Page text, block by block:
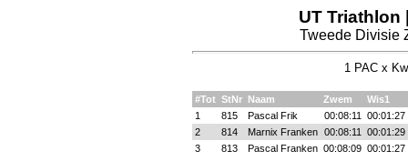
UT Triathlon
Tweede Divisie
1 PAC x
#Tot StNr Naam Zwem
Wis1
1
815 Pascal Frik 00:08:11
00:01:27
2
814 Marnix Franken 00:08:11
00:01:29
3
813 Pascal Franken 00:08:09 00:01:27